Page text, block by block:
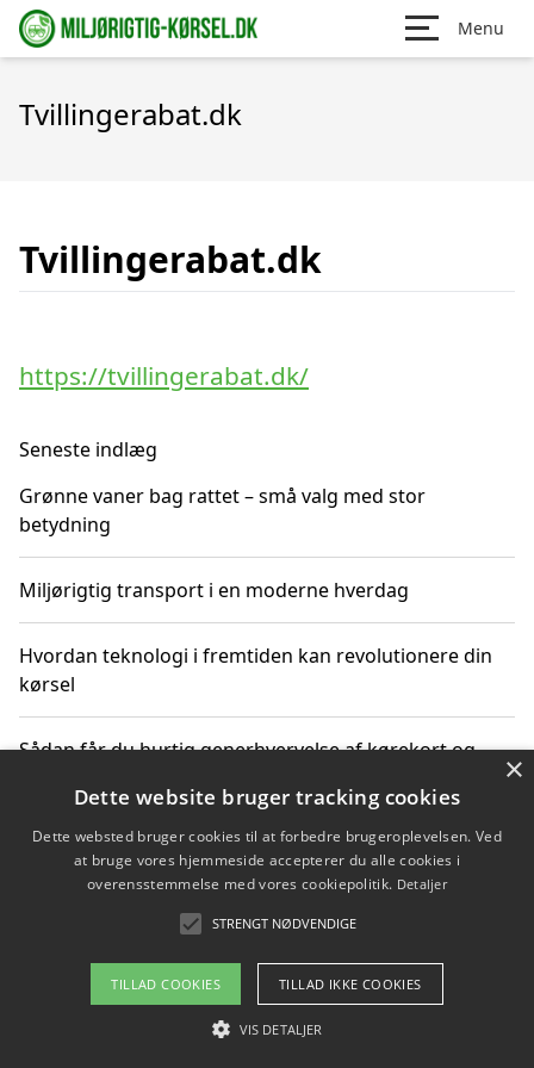
Menu
Tvillingerabat.dk
Tvillingerabat.dk
https://tvillingerabat.dk/
Seneste indlæg
Grønne vaner bag rattet – små valg med stor
betydning
Miljørigtig transport i en moderne hverdag
Hvordan teknologi i fremtiden kan revolutionere din
kørsel
Sådan får du hurtig generhvervelse af kørekort og
Sådan lærer du miljørigtig kørsel hos en køreskole i
Gentofte
Copyright 2026 - Pilanto Aps
Om / kontakt
×
Dette website bruger tracking cookies
Dette websted bruger cookies til at forbedre brugeroplevelsen. Ved
at bruge vores hjemmeside accepterer du alle cookies i
overensstemmelse med vores cookiepolitik. Detaljer
STRENGT NØDVENDIGE
TILLAD COOKIES TILLAD IKKE COOKIES
VIS DETALJER